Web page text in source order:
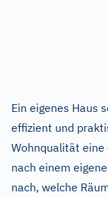
Ein eigenes Haus
effizient und
Wohnqualität eine
nach einem
nach, welche